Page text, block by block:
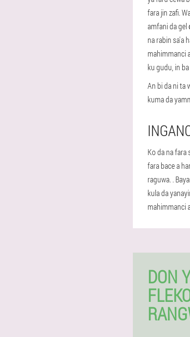
fara jin zafi.
amfani da gel
na rabin sa'a
mahimmanci
ku gudu, in
An bi da ni ta
kuma da
Ko da na fara
fara bace a
raguwa. .
kula da
mahimmanci
DON